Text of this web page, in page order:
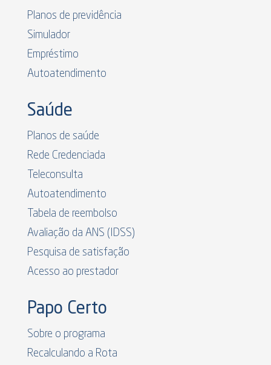
Planos de previdência
Simulador
Empréstimo
Autoatendimento
Saúde
Planos de saúde
Rede Credenciada
Teleconsulta
Autoatendimento
Tabela de reembolso
Avaliação da ANS (IDSS)
Pesquisa de satisfação
Acesso ao prestador
Papo Certo
Sobre o programa
Recalculando a Rota